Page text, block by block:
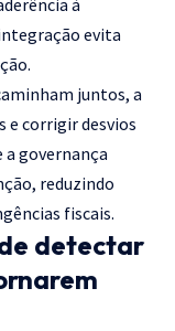
evita
juntos, a
e corrigir desvios
governança
reduzindo
fiscais.
detectar